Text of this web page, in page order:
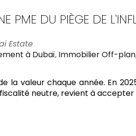
PME DU PIÈGE DE
Estate
à Dubaï, Immobilier Off-plan
la valeur chaque année. En
neutre, revient à